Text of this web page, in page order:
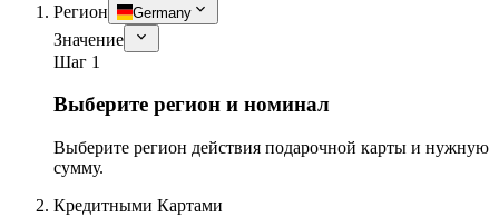
Регион Germany
Значение
Шаг 1
Выберите регион и номинал
Выберите регион действия подарочной карты и нужную
сумму.
Кредитными Картами